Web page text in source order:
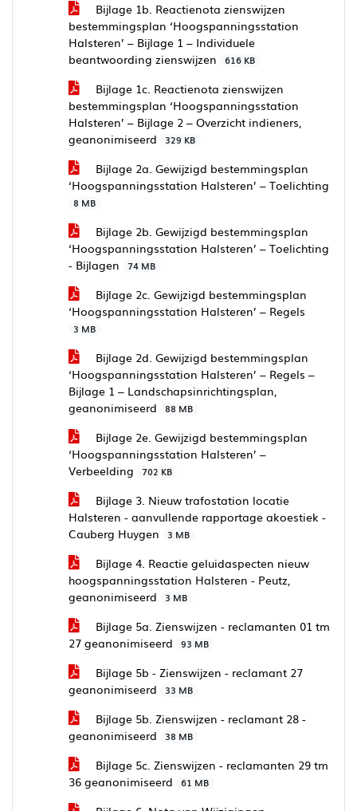
Bijlage 1b. Reactienota zienswijzen
bestemmingsplan ‘Hoogspanningsstation
Halsteren’ – Bijlage 1 – Individuele
beantwoording zienswijzen
616 KB
Bijlage 1c. Reactienota zienswijzen
bestemmingsplan ‘Hoogspanningsstation
Halsteren’ – Bijlage 2 – Overzicht indieners,
geanonimiseerd
329 KB
Bijlage 2a. Gewijzigd bestemmingsplan
‘Hoogspanningsstation Halsteren’ – Toelichting
8 MB
Bijlage 2b. Gewijzigd bestemmingsplan
‘Hoogspanningsstation Halsteren’ – Toelichting
- Bijlagen
74 MB
Bijlage 2c. Gewijzigd bestemmingsplan
‘Hoogspanningsstation Halsteren’ – Regels
3 MB
Bijlage 2d. Gewijzigd bestemmingsplan
‘Hoogspanningsstation Halsteren’ – Regels –
Bijlage 1 – Landschapsinrichtingsplan,
geanonimiseerd
88 MB
Bijlage 2e. Gewijzigd bestemmingsplan
‘Hoogspanningsstation Halsteren’ –
Verbeelding
702 KB
Bijlage 3. Nieuw trafostation locatie
Halsteren - aanvullende rapportage akoestiek -
Cauberg Huygen
3 MB
Bijlage 4. Reactie geluidaspecten nieuw
hoogspanningsstation Halsteren - Peutz,
geanonimiseerd
3 MB
Bijlage 5a. Zienswijzen - reclamanten 01 tm
27 geanonimiseerd
93 MB
Bijlage 5b - Zienswijzen - reclamant 27
geanonimiseerd
33 MB
Bijlage 5b. Zienswijzen - reclamant 28 -
geanonimiseerd
38 MB
Bijlage 5c. Zienswijzen - reclamanten 29 tm
36 geanonimiseerd
61 MB